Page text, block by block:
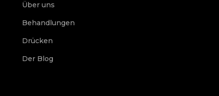
Über uns
Behandlungen
Drücken
Der Blog